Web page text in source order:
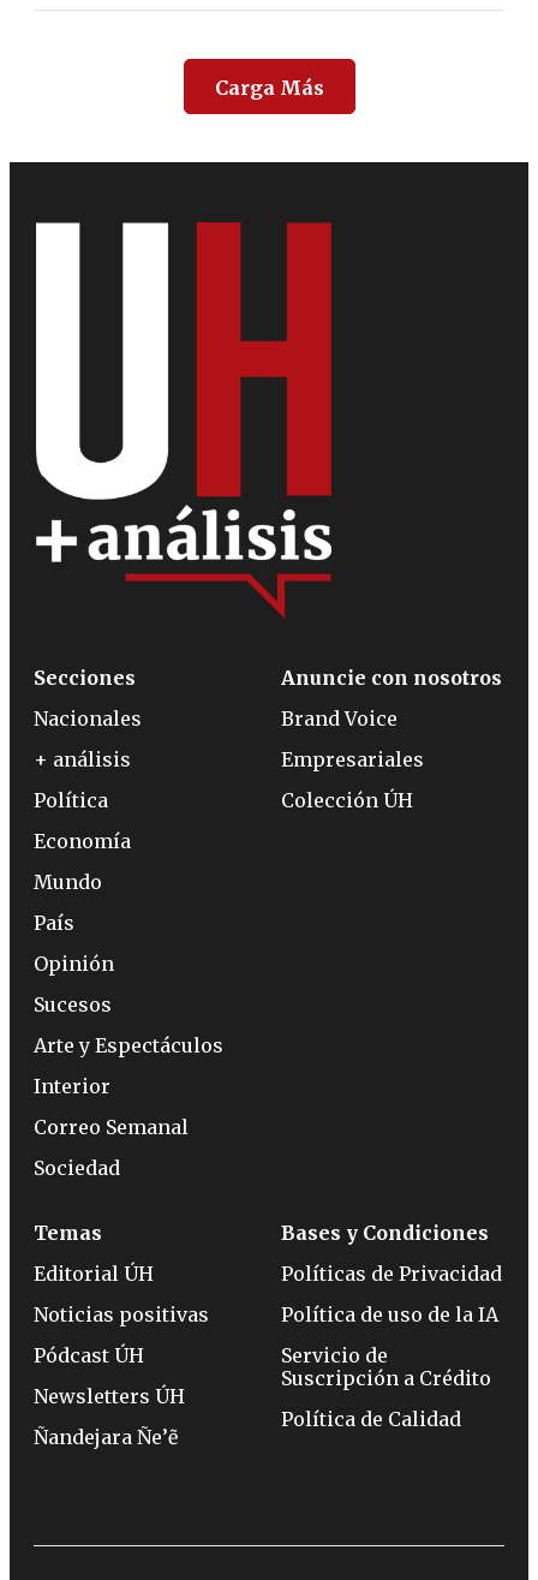
Carga Más
Secciones
Nacionales
+ análisis
Política
Economía
Mundo
País
Opinión
Sucesos
Arte y Espectáculos
Interior
Correo Semanal
Sociedad
Anuncie con nosotros
Brand Voice
Empresariales
Colección ÚH
Temas
Editorial ÚH
Noticias positivas
Pódcast ÚH
Newsletters ÚH
Ñandejara Ñe’ẽ
Bases y Condiciones
Políticas de Privacidad
Política de uso de la IA
Servicio de
Suscripción a Crédito
Política de Calidad